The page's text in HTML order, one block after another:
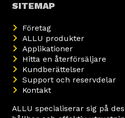
ALLU specialiserar sig på
SITEMAP
Företag
ALLU produkter
Applikationer
Hitta en återförsäljare
Kundberättelser
Support och reservdelar
Kontakt